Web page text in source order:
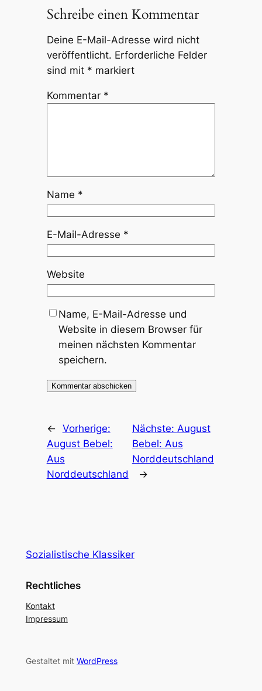
Schreibe einen Kommentar
Deine E-Mail-Adresse wird nicht
veröffentlicht. Erforderliche Felder
sind mit * markiert
Kommentar *
Name *
E-Mail-Adresse *
Website
Name, E-Mail-Adresse und
Website in diesem Browser für
meinen nächsten Kommentar
speichern.
← Vorherige:
August Bebel:
Aus
Norddeutschland
Nächste: August
Bebel: Aus
Norddeutschland
→
Sozialistische Klassiker
Rechtliches
Kontakt
Impressum
Gestaltet mit WordPress